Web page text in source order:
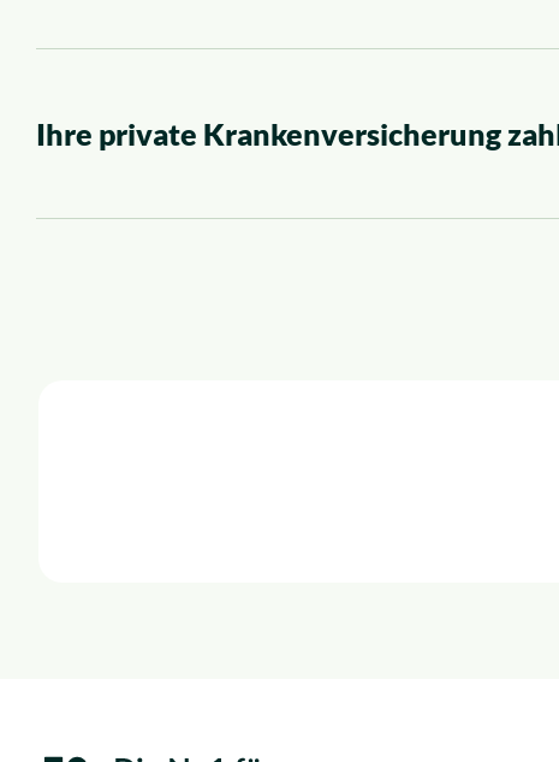
Ihre private Krankenversicherung